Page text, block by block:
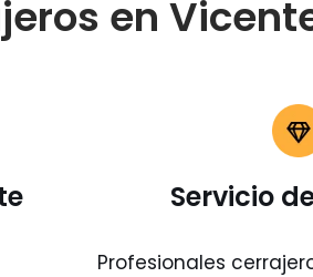
en
Servicio
Profesionales